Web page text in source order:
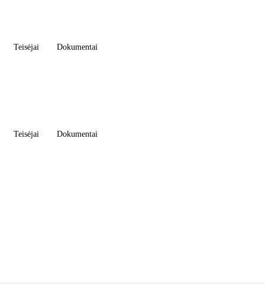
Teisėjai Dokumentai
Teisėjai Dokumentai